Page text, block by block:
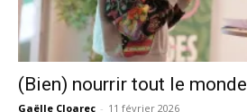
(Bien) nourrir tout le monde
Gaëlle Cloarec - 11 février 2026